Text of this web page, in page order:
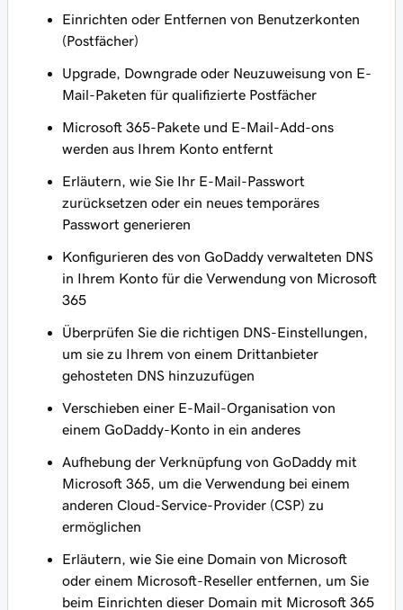
Einrichten oder Entfernen von Benutzerkonten
(Postfächer)
Upgrade, Downgrade oder Neuzuweisung von E-
Mail-Paketen für qualifizierte Postfächer
Microsoft 365-Pakete und E-Mail-Add-ons
werden aus Ihrem Konto entfernt
Erläutern, wie Sie Ihr E-Mail-Passwort
zurücksetzen oder ein neues temporäres
Passwort generieren
Konfigurieren des von GoDaddy verwalteten DNS
in Ihrem Konto für die Verwendung von Microsoft
365
Überprüfen Sie die richtigen DNS-Einstellungen,
um sie zu Ihrem von einem Drittanbieter
gehosteten DNS hinzuzufügen
Verschieben einer E-Mail-Organisation von
einem GoDaddy-Konto in ein anderes
Aufhebung der Verknüpfung von GoDaddy mit
Microsoft 365, um die Verwendung bei einem
anderen Cloud-Service-Provider (CSP) zu
ermöglichen
Erläutern, wie Sie eine Domain von Microsoft
oder einem Microsoft-Reseller entfernen, um Sie
beim Einrichten dieser Domain mit Microsoft 365